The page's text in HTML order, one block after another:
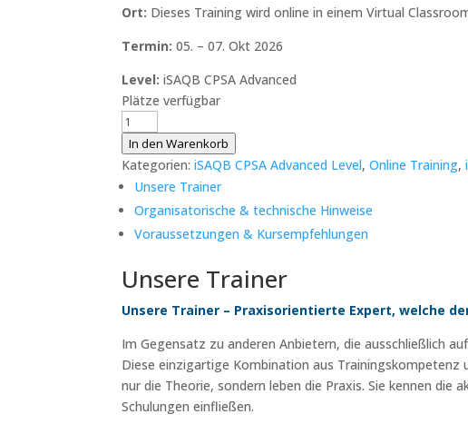
Ort: Dieses Training wird online in einem Virtual
Termin: 05. – 07. Okt 2026
Level:iSAQB CPSA Advanced
Plätze verfügbar
iSAQB
CPSA-
A
|
Advanced
|
05.
07.
Okt
2026
|
In den Warenkorb
Kategorien:iSAQB CPSA Advanced Level,Online Training,
Unsere Trainer
Organisatorische & technische Hinweise
Voraussetzungen & Kursempfehlungen
Unsere Trainer
Unsere Trainer – Praxisorientierte Expert, welche
Im Gegensatz zu anderen Anbietern, die ausschließlich
Diese einzigartige Kombination aus Trainingskompetenz
nur die Theorie, sondern leben die Praxis. Sie kennen die
Schulungen einfließen.